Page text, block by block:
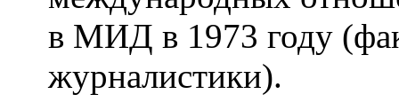
в МИД в 1973 году
журналистики).